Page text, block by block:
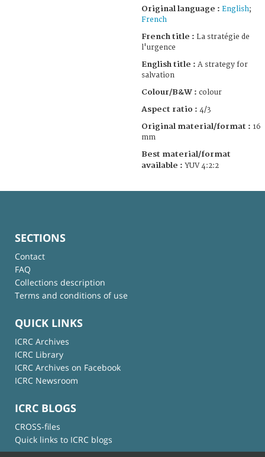
Original language : English;
French
French title : La stratégie de
l'urgence
English title : A strategy for
salvation
Colour/B&W : colour
Aspect ratio : 4/3
Original material/format : 16
mm
Best material/format
available : YUV 4:2:2
SECTIONS
Contact
FAQ
Collections description
Terms and conditions of use
QUICK LINKS
ICRC Archives
ICRC Library
ICRC Archives on Facebook
ICRC Newsroom
ICRC BLOGS
CROSS-files
Quick links to ICRC blogs